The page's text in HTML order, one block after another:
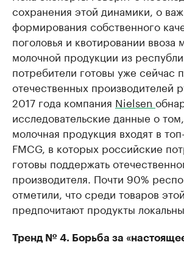
сохранения этой динамики, о
формирования собственного
поголовья и квотировании ввоза
молочной продукции из
потребители готовы уже сейчас
отечественных производителей
2017 года компания Nielsen
исследовательские данные о
молочная продукция входят в
FMCG, в которых российские
готовы поддержать
производителя. Почти 90%
отметили, что среди товаров
предпочитают продукты
Тренд № 4. Борьба за